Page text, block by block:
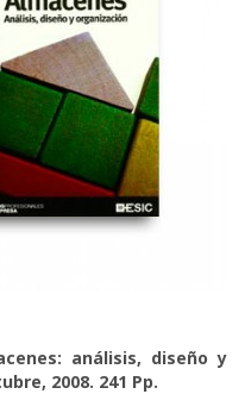
análisis, diseño y
2008. 241 Pp.